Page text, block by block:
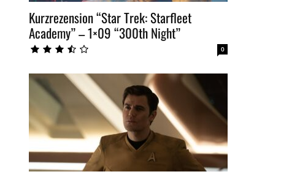
Kurzrezension “Star Trek: Starfleet
Academy” – 1×09 “300th Night”
0